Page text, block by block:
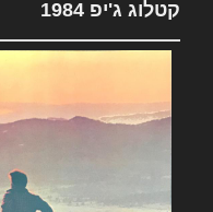
קטלוג ג'יפ 1984